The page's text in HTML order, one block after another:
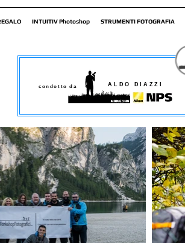
INTUITIV Photoshop STRUMENTI FOTOGRAFIA
condotto da ALDO DIAZZI